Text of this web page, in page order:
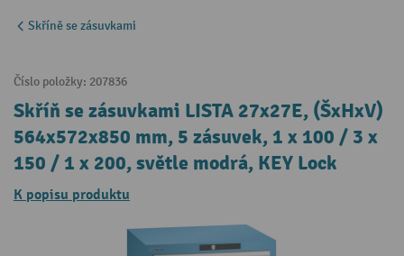
Skříně se zásuvkami
Číslo položky: 207836
Skříň se zásuvkami LISTA 27x27E, (ŠxHxV)
564x572x850 mm, 5 zásuvek, 1 x 100 / 3 x
150 / 1 x 200, světle modrá, KEY Lock
K popisu produktu